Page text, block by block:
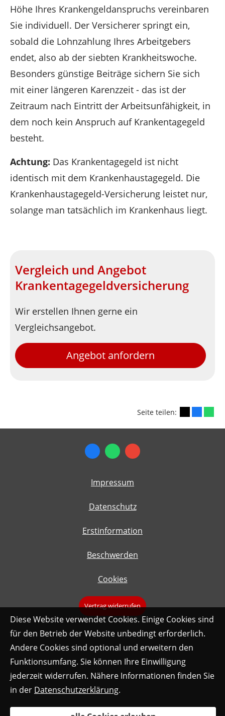
Höhe Ihres Krankengeldanspruchs vereinbaren
Sie individuell. Der Versicherer springt ein,
sobald die Lohnzahlung Ihres Arbeitgebers
endet, also ab der siebten Krankheitswoche.
Besonders günstige Beiträge sichern Sie sich
mit einer längeren Karenzzeit - das ist der
Zeitraum nach Eintritt der Arbeitsunfähigkeit, in
dem noch kein Anspruch auf Krankentagegeld
besteht.
Achtung: Das Krankentagegeld ist nicht
identisch mit dem Krankenhaustagegeld. Die
Krankenhaustagegeld-Versicherung leistet nur,
solange man tatsächlich im Krankenhaus liegt.
Vergleich und Angebot
Krankentagegeldversicherung
Wir erstellen Ihnen gerne ein
Vergleichsangebot.
Angebot anfordern
Seite teilen:
Impressum
Datenschutz
Erstinformation
Beschwerden
Cookies
Vertrag widerrufen
Diese Website verwendet Cookies. Einige Cookies sind
für den Betrieb der Website unbedingt erforderlich.
Andere Cookies sind optional und erweitern den
Funktionsumfang. Sie können Ihre Einwilligung
jederzeit widerrufen. Nähere Informationen finden Sie
in der Datenschutzerklärung.